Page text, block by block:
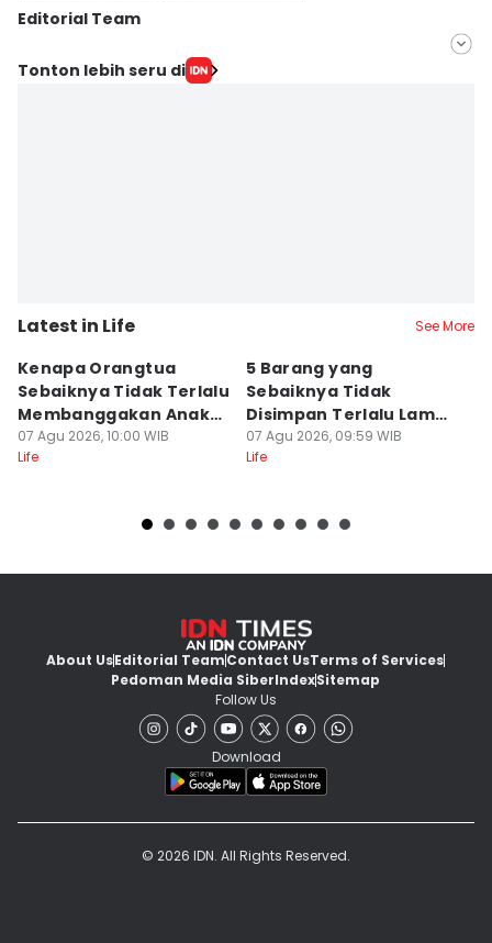
Editorial Team
Editor
Tonton lebih seru di
Latest in Life See More
Kenapa Orangtua
Sebaiknya Tidak Terlalu
Membanggakan Anak?
Terbebani
07 Agu 2026, 10:00 WIB
Life
5 Barang yang
Sebaiknya Tidak
Disimpan Terlalu Lama
di Dompet
07 Agu 2026, 09:59 WIB
Life
About UsEditorial TeamContact UsTerms of Services
Pedoman Media SiberIndexSitemap
Follow Us
Download
© 2026 IDN. All Rights Reserved.